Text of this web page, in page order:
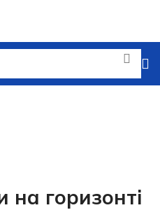
на горизонті